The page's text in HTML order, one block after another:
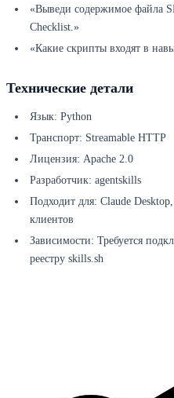
«Выведи содержимое файла
Checklist.»
«Какие скрипты входят в
Технические детали
Язык: Python
Транспорт: Streamable HTTP
Лицензия: Apache 2.0
Разработчик: agentskills
Подходит для: Claude
клиентов
Зависимости: Требуется
реестру skills.sh